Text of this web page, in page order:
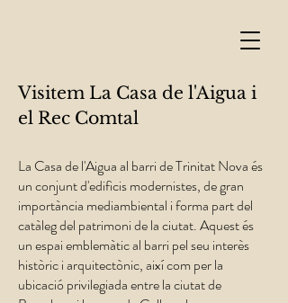
Visitem La Casa de l'Aigua i
el Rec Comtal
La Casa de l'Aigua al barri de Trinitat Nova és
un conjunt d'edificis modernistes, de gran
importància mediambiental i forma part del
catàleg del patrimoni de la ciutat. Aquest és
un espai emblemàtic al barri pel seu interès
històric i arquitectònic, així com per la
ubicació privilegiada entre la ciutat de